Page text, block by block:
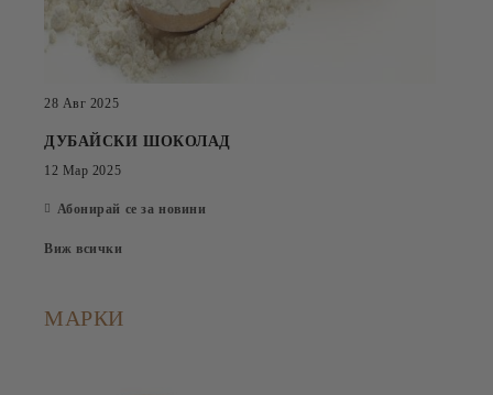
28 Авг 2025
ДУБАЙСКИ ШОКОЛАД
12 Мар 2025
Абонирай се за новини
Виж всички
МАРКИ